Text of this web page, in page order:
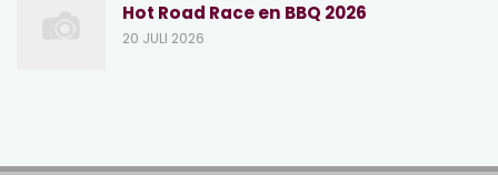
Hot Road Race en BBQ 2026
20 JULI 2026